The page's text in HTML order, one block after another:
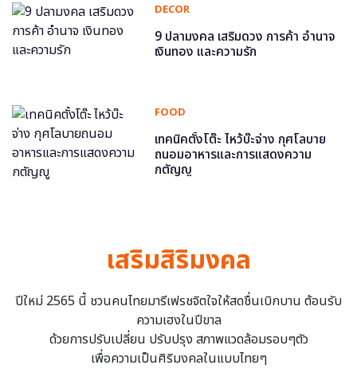
DECOR
9 ปลามงคล เสริมดวง การค้า อำนาจ
เงินทอง และความรัก
FOOD
เทคนิคตั้งโต๊ะ ไหว้บ๊ะจ่าง กุศโลบาย
ถนอมอาหารและการแสดงความ
กตัญญู
เสริมสิริมงคล
ปีใหม่ 2565 นี้ ชวนคนไทยมารีเฟรชจิตใจให้สดชื่นเบิกบาน ต้อนรับ
ความเฮงในปีขาล
ด้วยการปรับเปลี่ยน ปรับปรุง สภาพแวดล้อมรอบๆตัว
เพื่อความเป็นศิริมงคลในแบบไทยๆ